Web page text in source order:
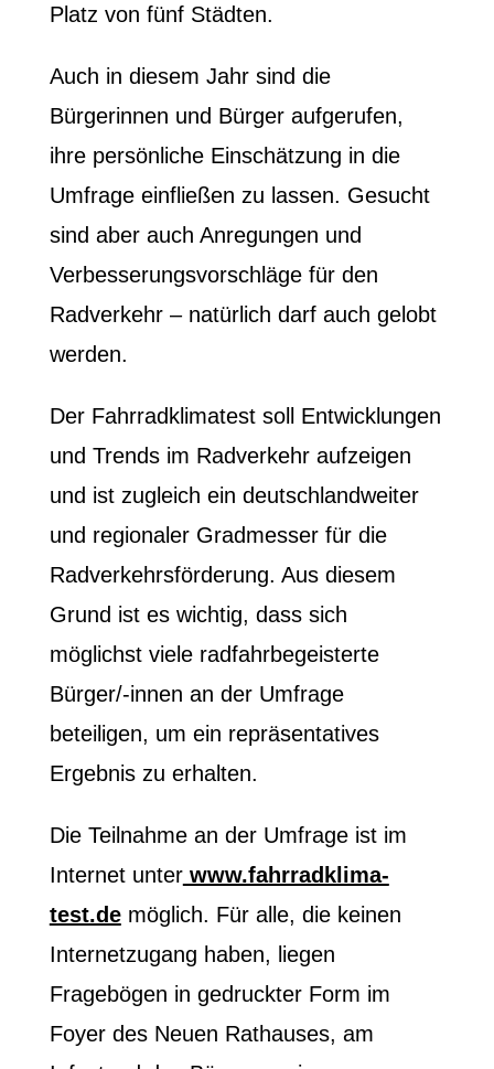
Platz von fünf Städten.
Auch in diesem Jahr sind die
Bürgerinnen und Bürger aufgerufen,
ihre persönliche Einschätzung in die
Umfrage einfließen zu lassen. Gesucht
sind aber auch Anregungen und
Verbesserungsvorschläge für den
Radverkehr – natürlich darf auch gelobt
werden.
Der Fahrradklimatest soll Entwicklungen
und Trends im Radverkehr aufzeigen
und ist zugleich ein deutschlandweiter
und regionaler Gradmesser für die
Radverkehrsförderung. Aus diesem
Grund ist es wichtig, dass sich
möglichst viele radfahrbegeisterte
Bürger/-innen an der Umfrage
beteiligen, um ein repräsentatives
Ergebnis zu erhalten.
Die Teilnahme an der Umfrage ist im
Internet unterwww.fahrradklima-
test.demöglich. Für alle, die keinen
Internetzugang haben, liegen
Fragebögen in gedruckter Form im
Foyer des Neuen Rathauses, am